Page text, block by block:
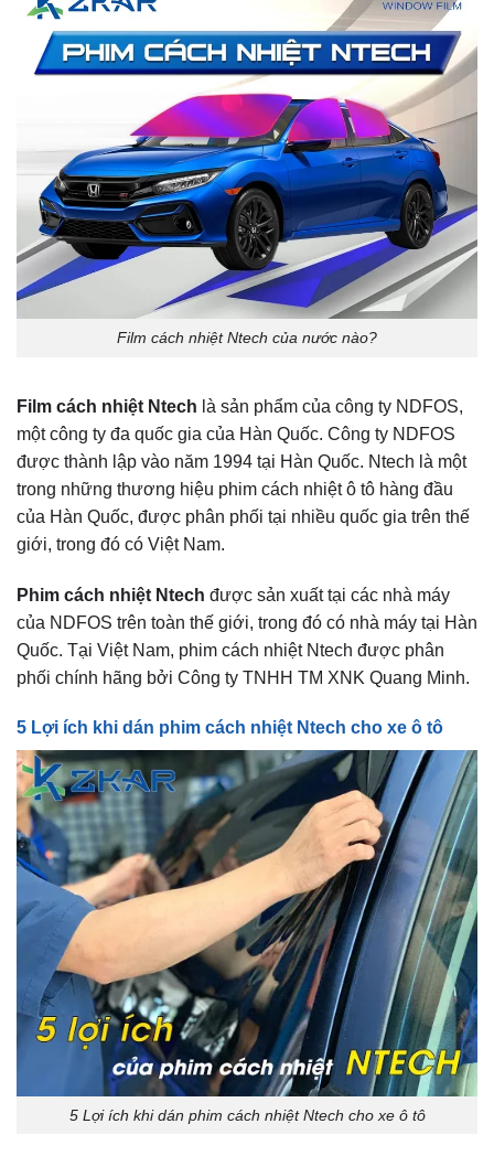
Film cách nhiệt Ntech của nước nào?
Film cách nhiệt Ntech là sản phẩm của công ty NDFOS,
một công ty đa quốc gia của Hàn Quốc. Công ty NDFOS
được thành lập vào năm 1994 tại Hàn Quốc. Ntech là một
trong những thương hiệu phim cách nhiệt ô tô hàng đầu
của Hàn Quốc, được phân phối tại nhiều quốc gia trên thế
giới, trong đó có Việt Nam.
Phim cách nhiệt Ntech được sản xuất tại các nhà máy
của NDFOS trên toàn thế giới, trong đó có nhà máy tại Hàn
Quốc. Tại Việt Nam, phim cách nhiệt Ntech được phân
phối chính hãng bởi Công ty TNHH TM XNK Quang Minh.
5 Lợi ích khi dán phim cách nhiệt Ntech cho xe ô tô
5 Lợi ích khi dán phim cách nhiệt Ntech cho xe ô tô